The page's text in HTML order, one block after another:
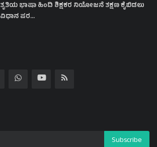
ತೃತಿಯ ಭಾಷಾ ಹಿಂದಿ ಶಿಕ್ಷಕರ ನಿಯೋಜನೆ ತಕ್ಷಣ ಕೈಬಿಡಲು
ವಿಧಾನ ಪರ...
Subscribe